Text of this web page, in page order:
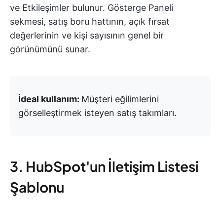
ve Etkileşimler bulunur. Gösterge Paneli
sekmesi, satış boru hattının, açık fırsat
değerlerinin ve kişi sayısının genel bir
görünümünü sunar.
İdeal kullanım: Müşteri eğilimlerini
görselleştirmek isteyen satış takımları.
3. HubSpot'un İletişim Listesi
Şablonu